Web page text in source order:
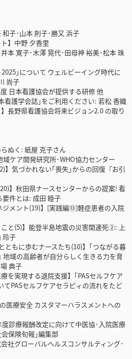
和子･山本 則子･勝又 浜子
】中野 夕香里
本 寛子･木澤 晃代･田母神 裕美･松本 珠
2025｣について ウェルビーイング時代に
尚子
度 日本看護協会が提供する研修 他
看護学会誌｣をご利用ください: 若松 香織
長野県看護協会将来ビジョン2.0 の取り
ぬく: 紙屋 克子さん
域ケア開発研究所･WHO協力センター
】気づかれない｢喪失｣からの回復『お引
】秋田県ナースセンターからの提案! 看
件とは: 成田 睦子
ジメント(19)】[実践編⑬]軽症患者の入院
こと(5)】能登半島地震の災害関連死②: 上
玲子
ともに歩むナースたち(10)】｢つながる暮
地域の高齢者が自分らしく生きる力を育
典子
を実現する退院支援】｢PASセルフケア
てPASセルフケアセラピィの流れをたど
医療安全 カスタマーハラスメントへの
度診療報酬改定に向けて中医協･入院医療
保険旬報｣編集部
社グローバルヘルスコンサルティング･